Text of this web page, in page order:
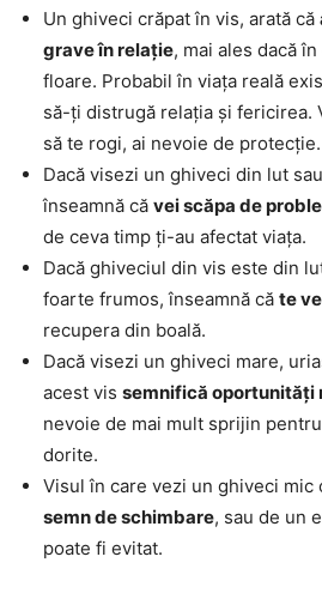
Un ghiveci crăpat în vis, arată că
grave în relație, mai ales dacă
floare. Probabil în viața reală
să-ți distrugă relația și fericirea.
să te rogi, ai nevoie de protecție.
Dacă visezi un ghiveci din lut
înseamnă că vei scăpa de
de ceva timp ți-au afectat viața.
Dacă ghiveciul din vis este din
foarte frumos, înseamnă că te
recupera din boală.
Dacă visezi un ghiveci mare,
acest vis semnifică oportunități
nevoie de mai mult sprijin
dorite.
Visul în care vezi un ghiveci mic
semn de schimbare, sau de un
poate fi evitat.